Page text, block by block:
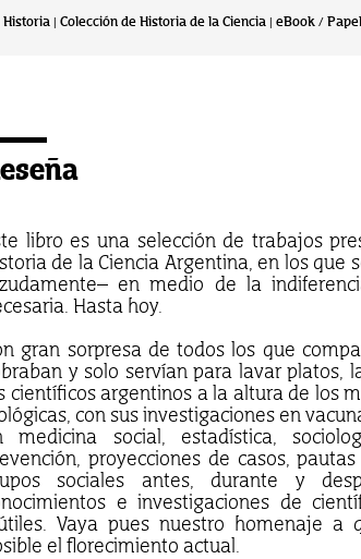
Historia | Colección de Historia de la Ciencia | eBook / Papel
libro es una selección de trabajos
de la Ciencia Argentina, en los que
en medio de la
Hasta hoy.
gran sorpresa de todos los que
y solo servían para lavar platos,
científicos argentinos a la altura de los
con sus investigaciones en
medicina social, estadística,
proyecciones de casos,
sociales antes, durante y
e investigaciones de
Vaya pues nuestro homenaje a
el florecimiento actual.